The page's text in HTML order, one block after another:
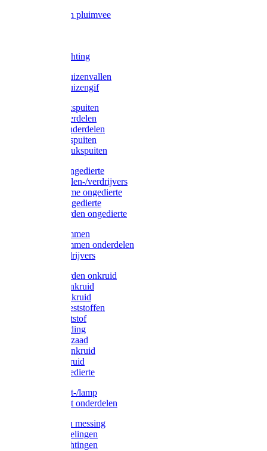
Voerbakken pluimvee
LED verlichting
Ratten / Muizenvallen
Ratten / Muizengif
Gloria drukspuiten
Gloria onderdelen
Gardena onderdelen
Dario drukspuiten
Gardena drukspuiten
Diversen ongedierte
Insectenvallen-/verdrijvers
Protect Home ongedierte
Solabiol ongedierte
Protect Garden ongedierte
Mollenklemmen
Mollenklemmen onderdelen
Mollenverdrijvers
Protect Garden onkruid
Diversen onkruid
Solabiol onkruid
Solabiol meststoffen
Pokon meststof
Pokon voeding
Pokon graszaad
Roundup onkruid
Pokon onkruid
Pokon ongedierte
Vliegenkast-/lamp
Vliegenkast onderdelen
Zuigkorven messing
Geka koppelingen
Geka afdichtingen